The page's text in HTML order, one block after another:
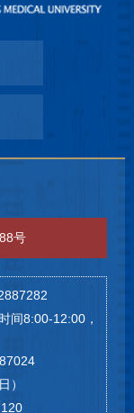
号
间8:00-12:00，
）